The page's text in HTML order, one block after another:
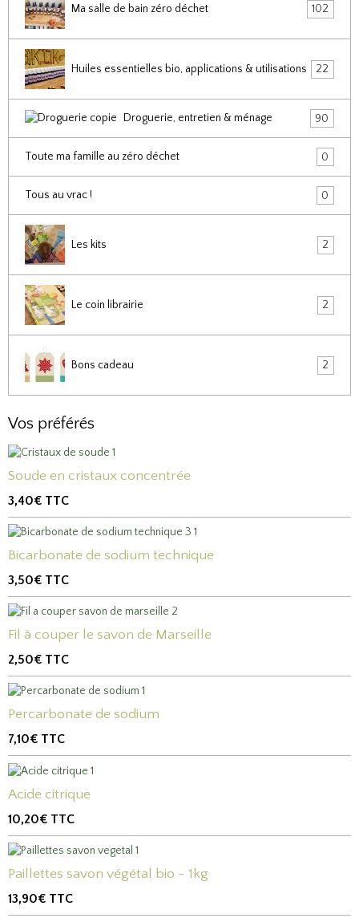
Ma salle de bain zéro déchet 102
Huiles essentielles bio, applications & utilisations 22
Droguerie, entretien & ménage 90
Toute ma famille au zéro déchet 0
Tous au vrac ! 0
Les kits 2
Le coin librairie 2
Bons cadeau 2
Vos préférés
Soude en cristaux concentrée
3,40€ TTC
Bicarbonate de sodium technique
3,50€ TTC
Fil à couper le savon de Marseille
2,50€ TTC
Percarbonate de sodium
7,10€ TTC
Acide citrique
10,20€ TTC
Paillettes savon végétal bio - 1kg
13,90€ TTC